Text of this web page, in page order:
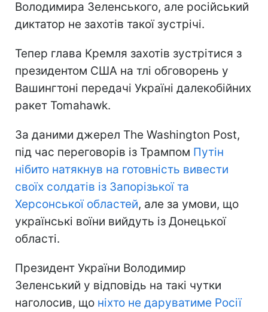
Володимира Зеленського, але російський
диктатор не захотів такої зустрічі.
Тепер глава Кремля захотів зустрітися з
президентом США на тлі обговорень у
Вашингтоні передачі Україні далекобійних
ракет Tomahawk.
За даними джерел The Washington Post,
під час переговорів із Трампом Путін
нібито натякнув на готовність вивести
своїх солдатів із Запорізької та
Херсонської областей, але за умови, що
українські воїни вийдуть із Донецької
області.
Президент України Володимир
Зеленський у відповідь на такі чутки
наголосив, що ніхто не даруватиме Росії